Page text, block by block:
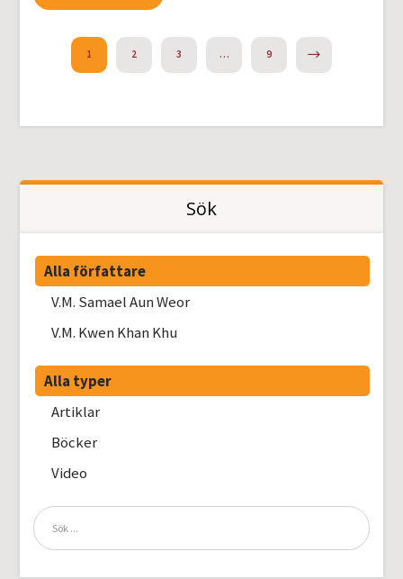
1 2 3 … 9
Sök
Alla författare
V.M. Samael Aun Weor
V.M. Kwen Khan Khu
Alla typer
Artiklar
Böcker
Video